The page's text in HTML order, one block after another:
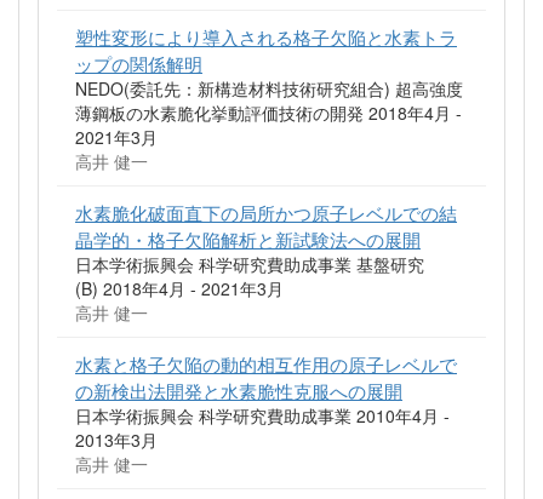
塑性変形により導入される格子欠陥と水素トラ
ップの関係解明
NEDO(委託先：新構造材料技術研究組合) 超高強度
薄鋼板の水素脆化挙動評価技術の開発 2018年4月 -
2021年3月
高井 健一
水素脆化破面直下の局所かつ原子レベルでの結
晶学的・格子欠陥解析と新試験法への展開
日本学術振興会 科学研究費助成事業 基盤研究
(B) 2018年4月 - 2021年3月
高井 健一
水素と格子欠陥の動的相互作用の原子レベルで
の新検出法開発と水素脆性克服への展開
日本学術振興会 科学研究費助成事業 2010年4月 -
2013年3月
高井 健一